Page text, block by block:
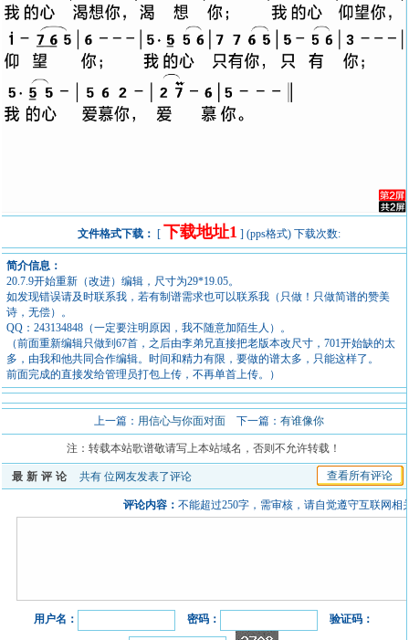
文件格式下载： [ 下载地址1 ] (pps格式) 下载次数:
简介信息：
20.7.9开始重新（改进）编辑，尺寸为29*19.05。
如发现错误请及时联系我，若有制谱需求也可以联系我（只做！只做简谱的赞美
诗，无偿）。
QQ：243134848（一定要注明原因，我不随意加陌生人）。
（前面重新编辑只做到67首，之后由李弟兄直接把老版本改尺寸，701开始缺的太
多，由我和他共同合作编辑。时间和精力有限，要做的谱太多，只能这样了。
前面完成的直接发给管理员打包上传，不再单首上传。）
上一篇： 用信心与你面对面下一篇： 有谁像你
注：转载本站歌谱敬请写上本站域名，否则不允许转载！
最新评论 共有位网友发表了评论 查看所有评论
评论内容：不能超过250字，需审核，请自觉遵守互联网相
用户名： 密码： 验证码：